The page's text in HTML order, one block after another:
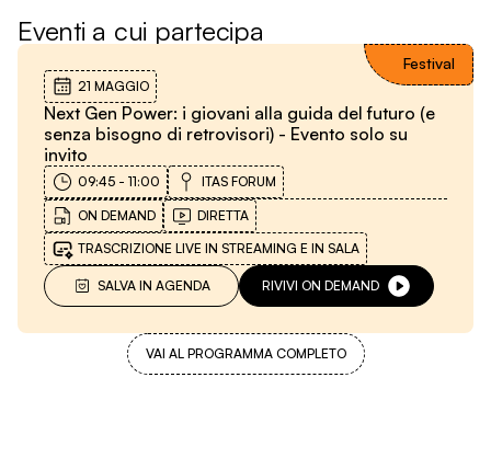
Eventi a cui partecipa
21 MAGGIO
Next Gen Power: i giovani alla guida del futuro (e
senza bisogno di retrovisori) - Evento solo su
invito
Festival
09:45 - 11:00 ITAS FORUM
ON DEMAND
DIRETTA
TRASCRIZIONE LIVE IN STREAMING E IN SALA
SALVA IN AGENDA RIVIVI ON DEMAND
VAI AL PROGRAMMA COMPLETO